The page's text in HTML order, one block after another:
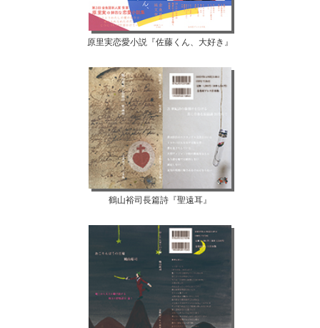
原里実恋愛小説『佐藤くん、大好き』
鶴山裕司長篇詩『聖遠耳』